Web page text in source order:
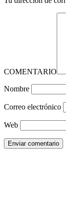
COMENTARIO
Nombre
Correo electrónico
Web